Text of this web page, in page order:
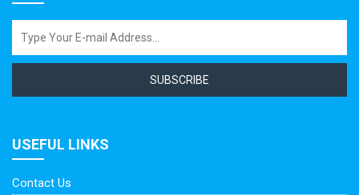
SUBSCRIBE
USEFUL LINKS
Contact Us